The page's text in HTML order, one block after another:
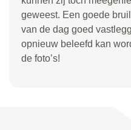
geweest. Een goede
van de dag goed
opnieuw beleefd kan
de foto’s!